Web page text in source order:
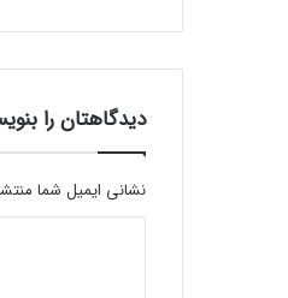
S
و
ل
ک
س
دیدگاهتان را
نشانی ایمیل شما